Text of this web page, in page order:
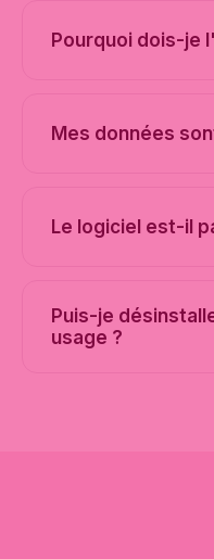
Pourquoi dois-je
Mes données
Le logiciel est-il
Puis-je
usage ?